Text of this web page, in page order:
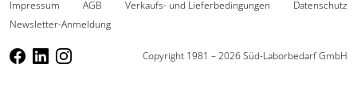
Impressum AGB Verkaufs- und Lieferbedingungen
Datenschutz
Newsletter-Anmeldung
Copyright 1981 – 2026 Süd-Laborbedarf GmbH